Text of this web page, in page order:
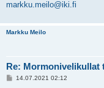
markku.meilo@iki.fi
Markku Meilo
Re: Mormonivelikullat
V14.07.2021 02:12